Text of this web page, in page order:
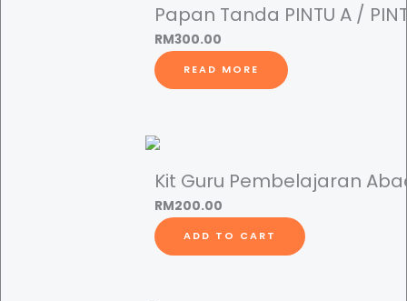
Papan Tanda PINTU A /
RM300.00
READ MORE
Kit Guru Pembelajaran
RM200.00
ADD TO CART